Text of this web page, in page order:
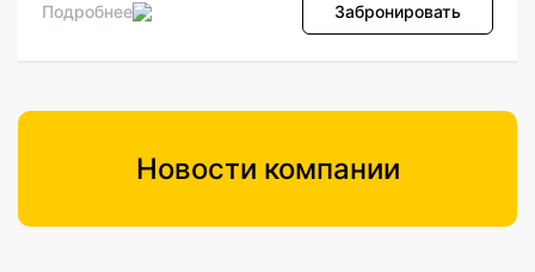
Подробнее Забронировать
Новости компании